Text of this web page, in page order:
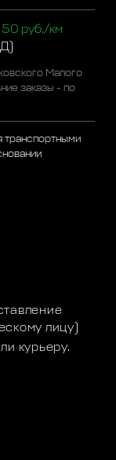
50 руб./км
Малого
заказы - по
транспортными
лицу)
курьеру.